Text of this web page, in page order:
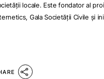
locale. Este fondator al
, Gala Societății Civile și